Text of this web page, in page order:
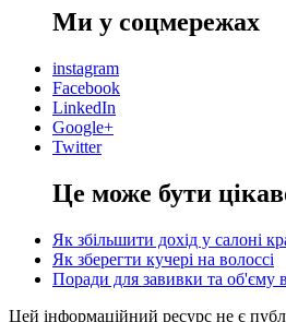
Ми у соцмережах
instagram
Facebook
LinkedIn
Google+
Twitter
Це може бути
Як збільшити дохід у салоні
Як зберегти кучері на волоссі
Поради для завивки та об'єму
Цей інформаційний ресурс не є